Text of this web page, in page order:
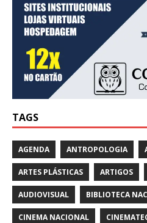
TAGS
AGENDA ANTROPOLOGIA
ARTES PLÁSTICAS ARTIGOS
AUDIOVISUAL BIBLIOTECA
CINEMA NACIONAL